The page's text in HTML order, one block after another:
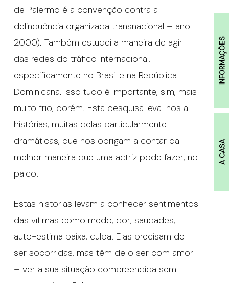
INFORMAÇÕES
A CASA
de Palermo é a convenção contra a
delinquência organizada transnacional – ano
2000). Também estudei a maneira de agir
das redes do tráfico internacional,
especificamente no Brasil e na República
Dominicana. Isso tudo é importante, sim, mais
muito frio, porém. Esta pesquisa leva-nos a
histórias, muitas delas particularmente
dramáticas, que nos obrigam a contar da
melhor maneira que uma actriz pode fazer, no
palco.
Estas historias levam a conhecer sentimentos
das vitimas como medo, dor, saudades,
auto-estima baixa, culpa. Elas precisam de
ser socorridas, mas têm de o ser com amor
– ver a sua situação compreendida sem